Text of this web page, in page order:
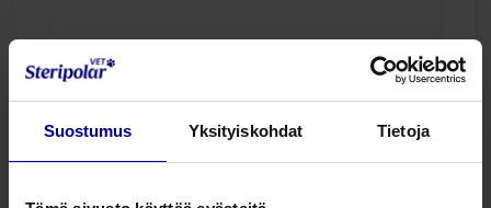
Suostumus Yksityiskohdat Tietoja
WC71V – yksikanavainen